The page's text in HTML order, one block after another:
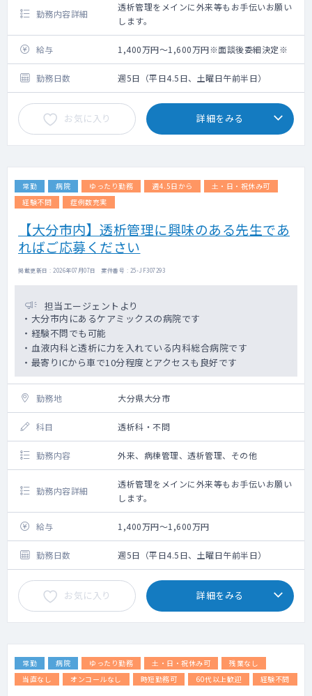
勤務内容詳細
透析管理をメインに外来等もお手伝いお願い
します。
給与 1,400万円～1,600万円※面談後委細決定※
勤務日数 週5日（平日4.5日、土曜日午前半日）
お気に入り 詳細をみる
常勤 病院 ゆったり勤務 週4.5日から
土・日・祝休み可
経験不問
症例数充実
【大分市内】透析管理に興味のある先生であ
ればご応募ください
掲載更新日 : 2026年07月07日 案件番号 : 25-JF307293
担当エージェントより
・大分市内にあるケアミックスの病院です
・経験不問でも可能
・血液内科と透析に力を入れている内科総合病院です
・最寄りICから車で10分程度とアクセスも良好です
勤務地 大分県大分市
科目 透析科・不問
勤務内容 外来、病棟管理、透析管理、その他
勤務内容詳細
透析管理をメインに外来等もお手伝いお願い
します。
給与 1,400万円～1,600万円
勤務日数 週5日（平日4.5日、土曜日午前半日）
お気に入り 詳細をみる
常勤 病院 ゆったり勤務 土・日・祝休み可
残業なし
当直なし
オンコールなし 時短勤務可 60代以上歓迎 経験不問